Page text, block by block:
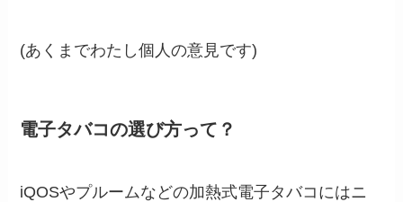
(あくまでわたし個人の意見です)
電子タバコの選び方って？
iQOSやプルームなどの加熱式電子タバコにはニ